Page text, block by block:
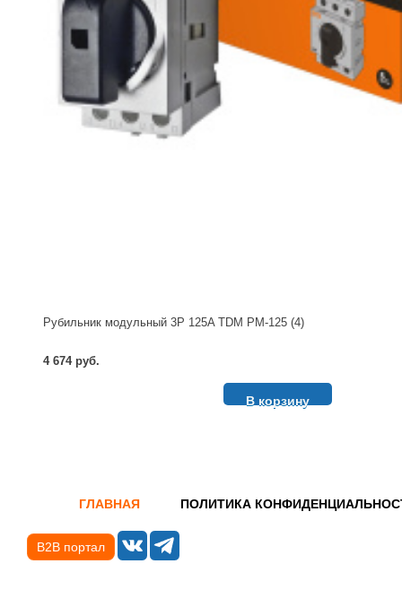
Рубильник модульный 3P 125A TDM РМ-125 (4)
4 674 руб.
В корзину
ГЛАВНАЯ ПОЛИТИКА
B2B портал